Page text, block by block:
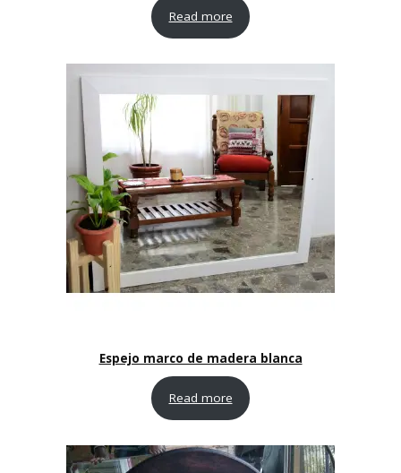
Read more
Espejo marco de madera blanca
Read more